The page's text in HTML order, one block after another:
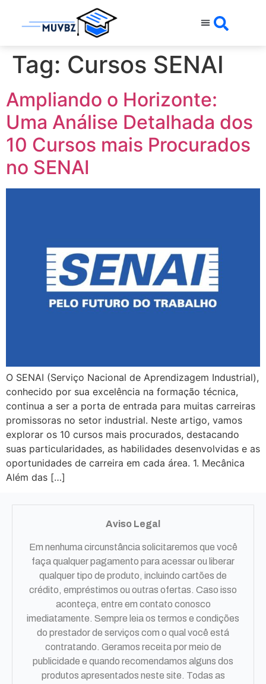
Tag: Cursos SENAI
Ampliando o Horizonte:
Uma Análise Detalhada dos
10 Cursos mais Procurados
no SENAI
O SENAI (Serviço Nacional de Aprendizagem Industrial),
conhecido por sua excelência na formação técnica,
continua a ser a porta de entrada para muitas carreiras
promissoras no setor industrial. Neste artigo, vamos
explorar os 10 cursos mais procurados, destacando
suas particularidades, as habilidades desenvolvidas e as
oportunidades de carreira em cada área. 1. Mecânica
Além das […]
Aviso Legal
Em nenhuma circunstância solicitaremos que você
faça qualquer pagamento para acessar ou liberar
qualquer tipo de produto, incluindo cartões de
crédito, empréstimos ou outras ofertas. Caso isso
aconteça, entre em contato conosco
imediatamente. Sempre leia os termos e condições
do prestador de serviços com o qual você está
contratando. Geramos receita por meio de
publicidade e quando recomendamos alguns dos
produtos apresentados neste site. Todas as